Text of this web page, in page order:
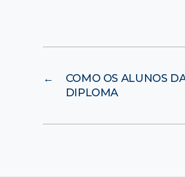
←
COMO OS ALUNOS
DIPLOMA